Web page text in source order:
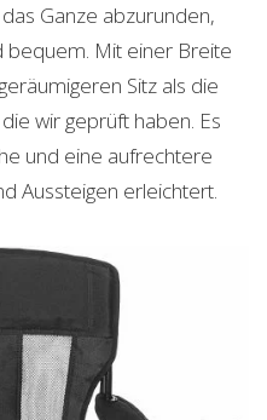
Ganze abzurunden,
Mit einer Breite
Sitz als die
wir geprüft haben. Es
und eine aufrechtere
Aussteigen erleichtert.